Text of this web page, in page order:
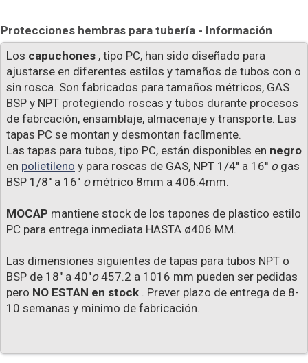
Protecciones hembras para tubería - Información
Los capuchones , tipo PC, han sido diseñado para
ajustarse en diferentes estilos y tamaños de tubos con o
sin rosca. Son fabricados para tamaños métricos, GAS
BSP y NPT protegiendo roscas y tubos durante procesos
de fabrcación, ensamblaje, almacenaje y transporte. Las
tapas PC se montan y desmontan facílmente.
Las tapas para tubos, tipo PC, están disponibles en negro
en polietileno y para roscas de GAS, NPT 1/4'' a 16'' ogas
BSP 1/8'' a 16'' ométrico 8mm a 406.4mm.
MOCAP mantiene stock de los tapones de plastico estilo
PC para entrega inmediata HASTA ø406 MM.
Las dimensiones siguientes de tapas para tubos NPT o
BSP de 18" a 40"o457.2 a 1016 mm pueden ser pedidas
pero NO ESTAN en stock . Prever plazo de entrega de 8-
10 semanas y minimo de fabricación.